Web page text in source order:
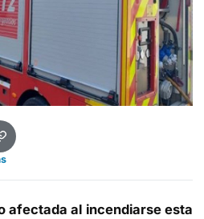
afectada al incendiarse esta